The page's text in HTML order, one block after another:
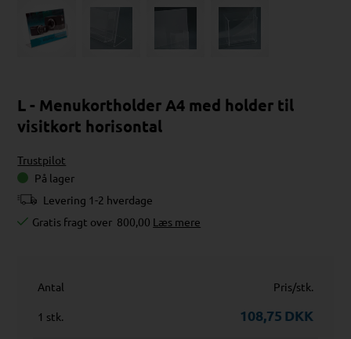
L - Menukortholder A4 med holder til
visitkort horisontal
Trustpilot
På lager
Levering 1-2 hverdage
Gratis fragt over 800,00 Læs mere
Antal Pris/stk.
1 stk. 108,75 DKK